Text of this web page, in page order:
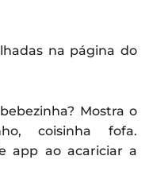
na página do
Mostra o
coisinha fofa.
app ao acariciar a